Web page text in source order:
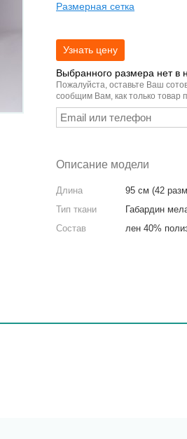
Размерная сетка
Выбранного размера нет в
Пожалуйста, оставьте Ваш
сообщим Вам, как только товар
Описание модели
Длина
95 см (42
Тип ткани
Габардин
Состав
лен 40%